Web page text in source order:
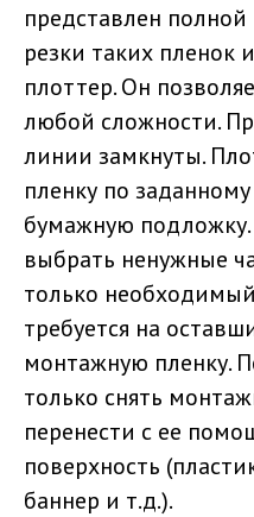
представлен
резки таких пленок
плоттер. Он
любой сложности.
линии замкнуты.
пленку по
бумажную
выбрать ненужные
только
требуется на
монтажную пленку.
только снять
перенести с ее
поверхность
баннер и т.д.).